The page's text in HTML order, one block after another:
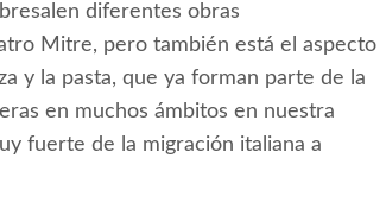
diferentes obras
Mitre, pero también está el aspecto
y la pasta, que ya forman parte de la
en muchos ámbitos en nuestra
fuerte de la migración italiana a